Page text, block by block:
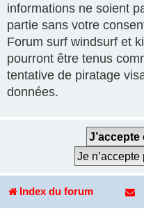
informations ne soient
partie sans votre
Forum surf windsurf et
pourront être tenus
tentative de piratage
données.
Index du forum